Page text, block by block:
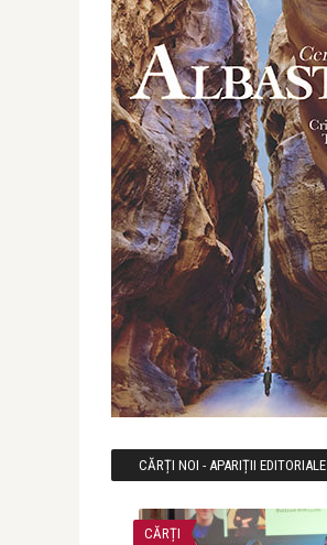
CĂRȚI NOI - APARIȚII EDITORIALE
CĂRȚI